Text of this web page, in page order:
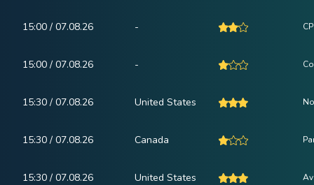
15:00 / 07.08.26 -
15:00 / 07.08.26 -
15:30 / 07.08.26 United States
15:30 / 07.08.26 Canada
15:30 / 07.08.26 United States